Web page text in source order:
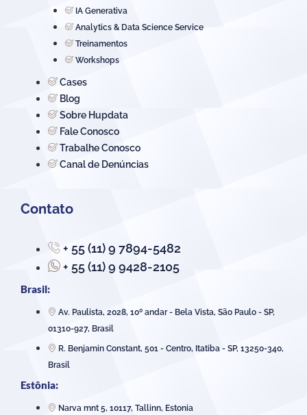
IA Generativa
Analytics & Data Science Service
Treinamentos
Workshops
Cases
Blog
Sobre Hupdata
Fale Conosco
Trabalhe Conosco
Canal de Denúncias
Contato
+ 55 (11) 9 7894-5482
+ 55 (11) 9 9428-2105
Brasil:
Av. Paulista, 2028, 10º andar - Bela Vista, São Paulo - SP,
01310-927, Brasil
R. Benjamin Constant, 501 - Centro, Itatiba - SP, 13250-340,
Brasil
Estônia:
Narva mnt 5, 10117, Tallinn, Estonia